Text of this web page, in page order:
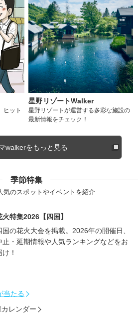
ヒット
星野リゾートWalker
星野リゾートが運営する多彩な施設の
最新情報をチェック！
walkerをもっと見る
季節特集
気のスポットやイベントを紹介
火特集2026【四国】
国の花火大会を掲載。2026年の開催日、
止・延期情報や人気ランキングなどをお
け！
当たる
レンダー